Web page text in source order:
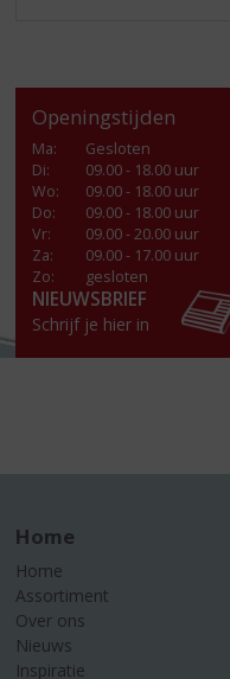
Openingstijden
Ma:
Gesloten
Di:
09.00 - 18.00 uur
Wo:
09.00 - 18.00 uur
Do:
09.00 - 18.00 uur
Vr:
09.00 - 20.00 uur
Za:
09.00 - 17.00 uur
Zo:
gesloten
NIEUWSBRIEF
Schrijf je hier in
Home
Home
Assortiment
Over ons
Nieuws
Inspiratie